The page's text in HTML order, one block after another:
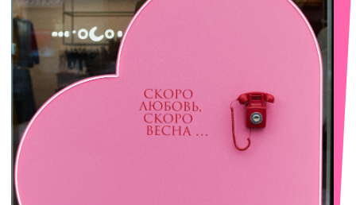
Горная Карусель, 3
+7 (919) 374-04-04
с 10-00 до 22-00